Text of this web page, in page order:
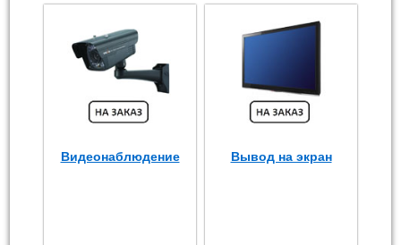
Видеонаблюдение Вывод на экран